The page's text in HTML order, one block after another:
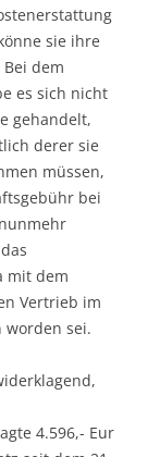
sie ihre
dem
es sich nicht
gehandelt,
derer sie
müssen,
bei
mit dem
Vertrieb im
worden sei.
4.596,- Eur